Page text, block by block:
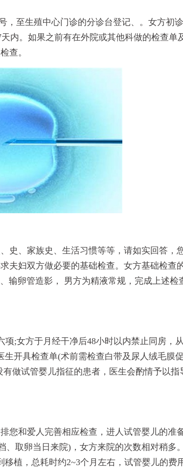
，至生殖中心门诊的分诊台登记、。女方初
内。如果之前有在外院或其他科做的检查单
查。
史、家族史、生活习惯等等，请如实回答，
夫妇双方做必要的基础检查。女方基础检查
输卵管造影， 男方为精液常规，完成上述检
;女方于月经干净后48小时以内禁止同房，
开具检查单(术前需检查白带及尿人绒毛膜
做试管婴儿指征的患者，医生会酌情予以指
您和爱人完善相应检查，进人试管婴儿的准
、取卵当日来院)，女方来院的次数相对稍多
植，总耗时约2~3个月左右，试管婴儿的费